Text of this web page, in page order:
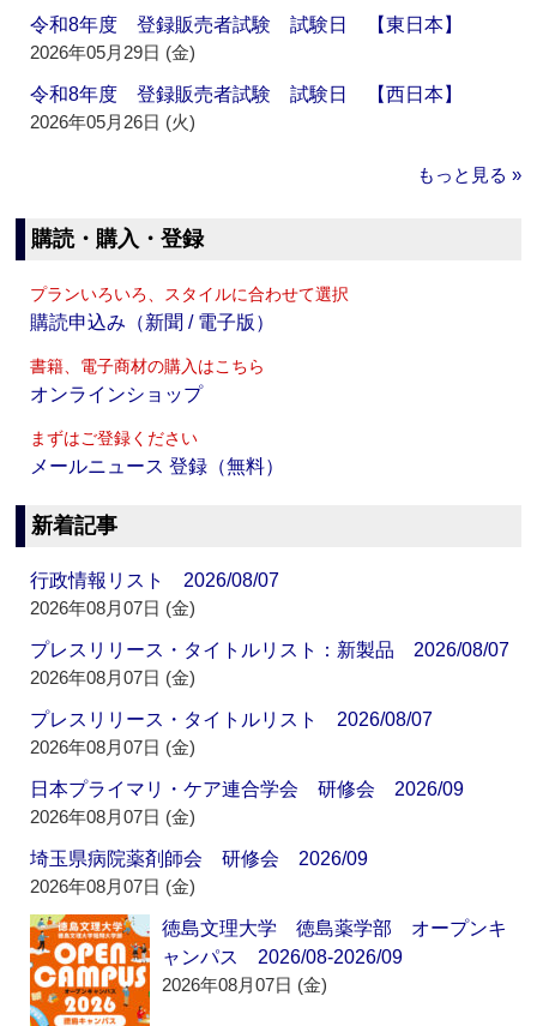
令和8年度 登録販売者試験 試験日 【東日本】
2026年05月29日 (金)
令和8年度 登録販売者試験 試験日 【西日本】
2026年05月26日 (火)
もっと見る »
購読・購入・登録
プランいろいろ、スタイルに合わせて選択
購読申込み（新聞 / 電子版）
書籍、電子商材の購入はこちら
オンラインショップ
まずはご登録ください
メールニュース 登録（無料）
新着記事
行政情報リスト 2026/08/07
2026年08月07日 (金)
プレスリリース・タイトルリスト：新製品 2026/08/07
2026年08月07日 (金)
プレスリリース・タイトルリスト 2026/08/07
2026年08月07日 (金)
日本プライマリ・ケア連合学会 研修会 2026/09
2026年08月07日 (金)
埼玉県病院薬剤師会 研修会 2026/09
2026年08月07日 (金)
徳島文理大学 徳島薬学部 オープンキ
ャンパス 2026/08-2026/09
2026年08月07日 (金)